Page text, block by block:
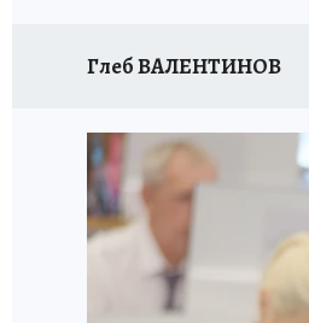
Глеб ВАЛЕНТИНОВ